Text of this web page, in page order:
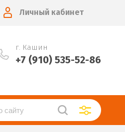
Личный кабинет
г. Кашин
+7 (910) 535-52-86